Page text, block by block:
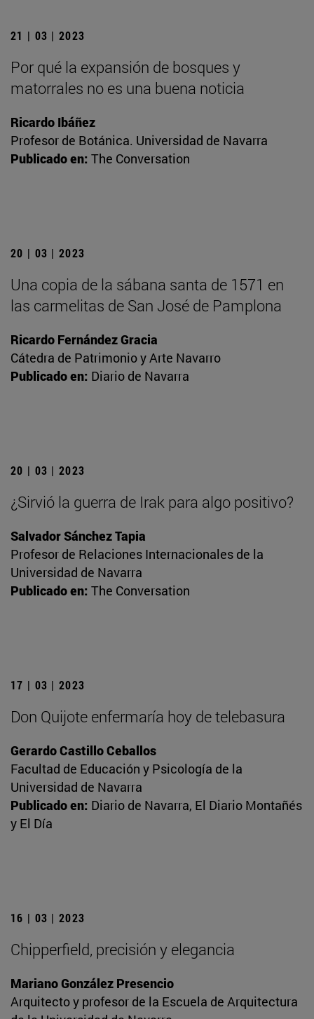
21 | 03 | 2023
Por qué la expansión de bosques y
matorrales no es una buena noticia
Ricardo Ibáñez
Profesor de Botánica. Universidad de Navarra
Publicado en: The Conversation
20 | 03 | 2023
Una copia de la sábana santa de 1571 en
las carmelitas de San José de Pamplona
Ricardo Fernández Gracia
Cátedra de Patrimonio y Arte Navarro
Publicado en: Diario de Navarra
20 | 03 | 2023
¿Sirvió la guerra de Irak para algo positivo?
Salvador Sánchez Tapia
Profesor de Relaciones Internacionales de la
Universidad de Navarra
Publicado en: The Conversation
17 | 03 | 2023
Don Quijote enfermaría hoy de telebasura
Gerardo Castillo Ceballos
Facultad de Educación y Psicología de la
Universidad de Navarra
Publicado en: Diario de Navarra, El Diario Montañés
y El Día
16 | 03 | 2023
Chipperfield, precisión y elegancia
Mariano González Presencio
Arquitecto y profesor de la Escuela de Arquitectura